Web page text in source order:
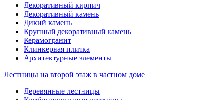
Декоративный кирпич
Декоративный камень
Дикий камень
Крупный декоративный камень
Керамогранит
Клинкерная плитка
Архитектурные элементы
Лестницы на второй этаж в частном доме
Деревянные лестницы